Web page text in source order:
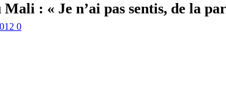
: « Je n’ai pas sentis, de la
0